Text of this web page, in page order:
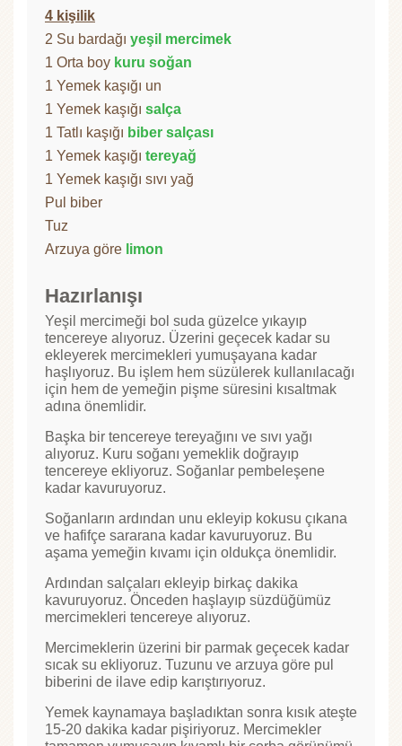
4 kişilik
2 Su bardağı yeşil mercimek
1 Orta boy kuru soğan
1 Yemek kaşığı un
1 Yemek kaşığı salça
1 Tatlı kaşığı biber salçası
1 Yemek kaşığı tereyağ
1 Yemek kaşığı sıvı yağ
Pul biber
Tuz
Arzuya göre limon
Hazırlanışı
Yeşil mercimeği bol suda güzelce yıkayıp
tencereye alıyoruz. Üzerini geçecek kadar su
ekleyerek mercimekleri yumuşayana kadar
haşlıyoruz. Bu işlem hem süzülerek kullanılacağı
için hem de yemeğin pişme süresini kısaltmak
adına önemlidir.
Başka bir tencereye tereyağını ve sıvı yağı
alıyoruz. Kuru soğanı yemeklik doğrayıp
tencereye ekliyoruz. Soğanlar pembeleşene
kadar kavuruyoruz.
Soğanların ardından unu ekleyip kokusu çıkana
ve hafifçe sararana kadar kavuruyoruz. Bu
aşama yemeğin kıvamı için oldukça önemlidir.
Ardından salçaları ekleyip birkaç dakika
kavuruyoruz. Önceden haşlayıp süzdüğümüz
mercimekleri tencereye alıyoruz.
Mercimeklerin üzerini bir parmak geçecek kadar
sıcak su ekliyoruz. Tuzunu ve arzuya göre pul
biberini de ilave edip karıştırıyoruz.
Yemek kaynamaya başladıktan sonra kısık ateşte
15-20 dakika kadar pişiriyoruz. Mercimekler